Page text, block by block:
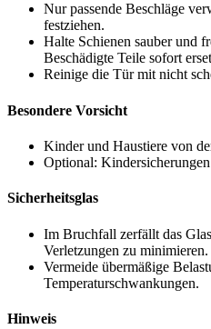
Nur passende Beschläge
festziehen.
Halte Schienen sauber und
Beschädigte Teile sofort
Reinige die Tür mit nicht
Besondere Vorsicht
Kinder und Haustiere von
Optional:
Sicherheitsglas
Im Bruchfall zerfällt das
Verletzungen zu minimieren.
Vermeide übermäßige
Temperaturschwankungen.
Hinweis